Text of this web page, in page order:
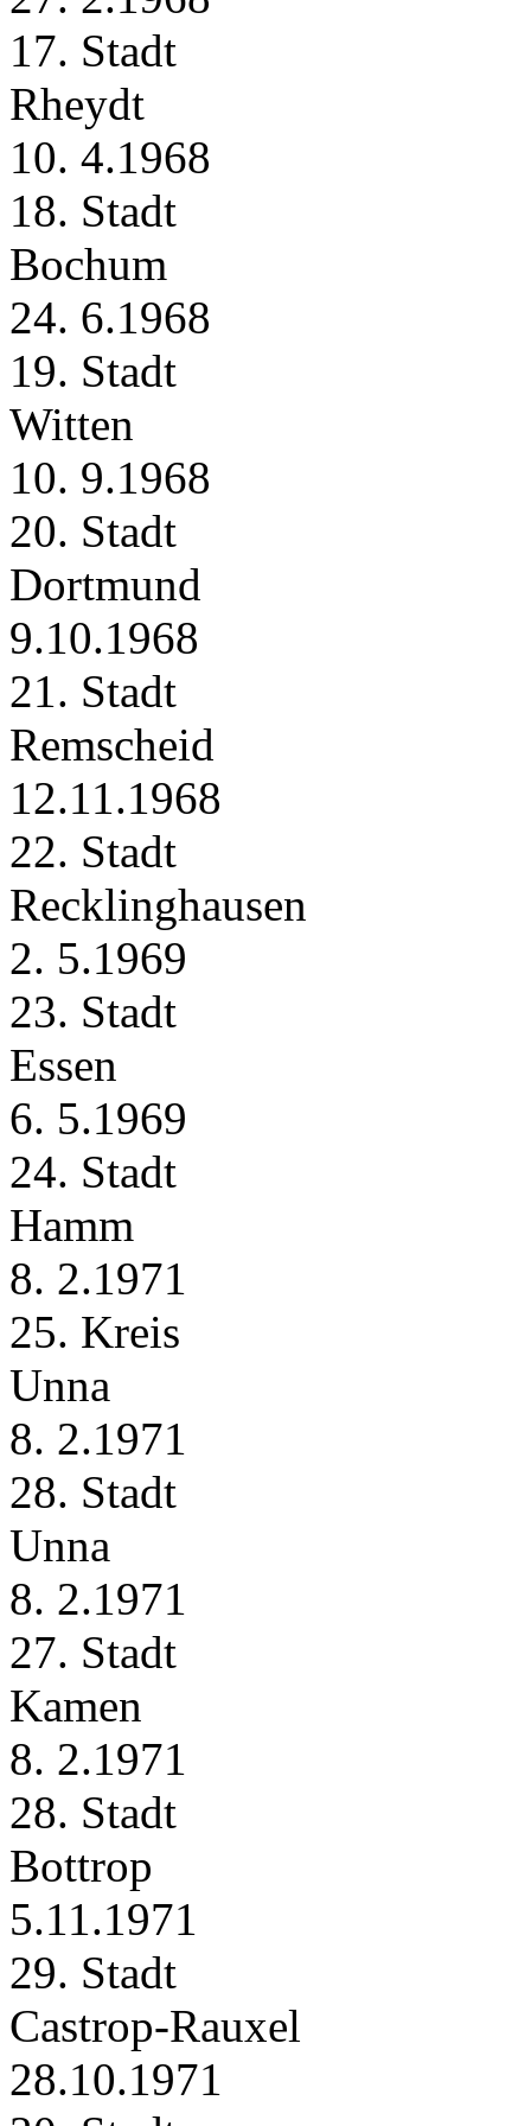
17. Stadt
Rheydt
10. 4.1968
18. Stadt
Bochum
24. 6.1968
19. Stadt
Witten
10. 9.1968
20. Stadt
Dortmund
9.10.1968
21. Stadt
Remscheid
12.11.1968
22. Stadt
Recklinghausen
2. 5.1969
23. Stadt
Essen
6. 5.1969
24. Stadt
Hamm
8. 2.1971
25. Kreis
Unna
8. 2.1971
28. Stadt
Unna
8. 2.1971
27. Stadt
Kamen
8. 2.1971
28. Stadt
Bottrop
5.11.1971
29. Stadt
Castrop‑Rauxel
28.10.1971